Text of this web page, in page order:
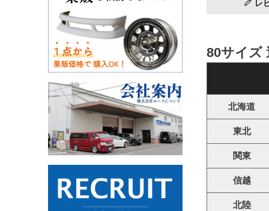
レ
80サイズ
北海道
東北
関東
信越
北陸